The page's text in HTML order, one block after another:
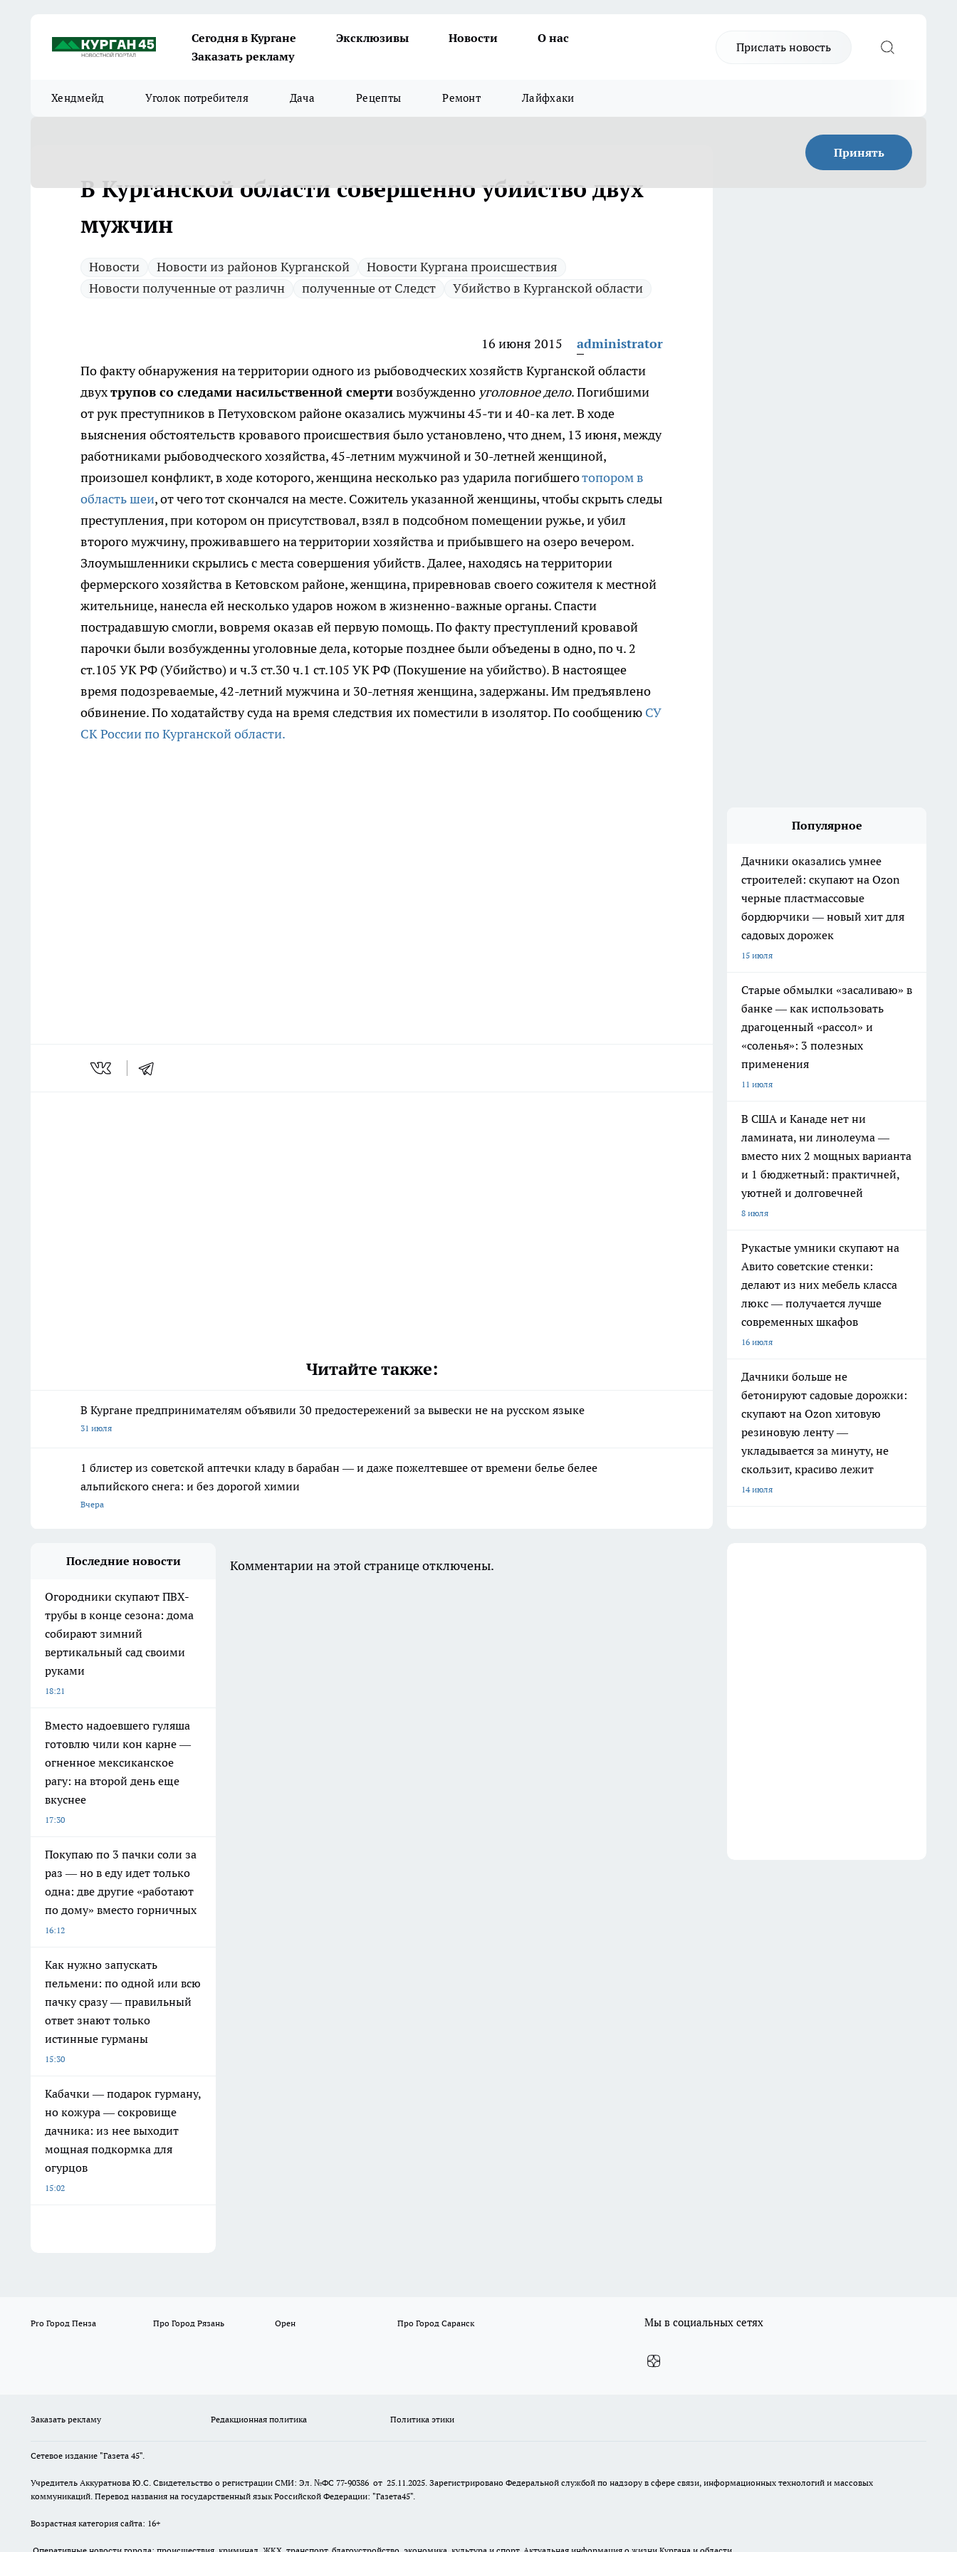
Сегодня в Кургане Эксклюзивы Новости
О нас
Заказать рекламу
Прислать новость
Хендмейд Уголок потребителя Дача Рецепты Ремонт Лайфхаки
Принять
В Курганской области совершенно убийство двух
мужчин
Новости Новости из районов Курганской
Новости Кургана происшествия
Новости полученные от различн
полученные от Следст Убийство в Курганской области
16 июня 2015
administrator
По факту обнаружения на территории одного из рыбоводческих хозяйств Курганской области
двухтрупов со следами насильственной смертивозбужденно уголовное дело.Погибшими
от рук преступников в Петуховском районе оказались мужчины 45-ти и 40-ка лет. В ходе
выяснения обстоятельств кровавого происшествия было установлено, что днем, 13 июня, между
работниками рыбоводческого хозяйства, 45-летним мужчиной и 30-летней женщиной,
произошел конфликт, в ходе которого, женщина несколько раз ударила погибшеготопором в
область шеи, от чего тот скончался на месте. Сожитель указанной женщины, чтобы скрыть следы
преступления, при котором он присутствовал, взял в подсобном помещении ружье, и убил
второго мужчину, проживавшего на территории хозяйства и прибывшего на озеро вечером.
Злоумышленники скрылись с места совершения убийств. Далее, находясь на территории
фермерского хозяйства в Кетовском районе, женщина, приревновав своего сожителя к местной
жительнице, нанесла ей несколько ударов ножом в жизненно-важные органы. Спасти
пострадавшую смогли, вовремя оказав ей первую помощь. По факту преступлений кровавой
парочки были возбужденны уголовные дела, которые позднее были объедены в одно, по ч. 2
ст.105 УК РФ (Убийство) и ч.3 ст.30 ч.1 ст.105 УК РФ (Покушение на убийство). В настоящее
время подозреваемые, 42-летний мужчина и 30-летняя женщина, задержаны. Им предъявлено
обвинение. По ходатайству суда на время следствия их поместили в изолятор. По сообщению СУ
СК России по Курганской области.
Читайте также:
В Кургане предпринимателям объявили 30 предостережений за вывески не на русском языке
31 июля
1 блистер из советской аптечки кладу в барабан — и даже пожелтевшее от времени белье белее
альпийского снега: и без дорогой химии
Вчера
Популярное
Дачники оказались умнее
строителей: скупают на Ozon
черные пластмассовые
бордюрчики — новый хит для
садовых дорожек
15 июля
Старые обмылки «засаливаю» в
банке — как использовать
драгоценный «рассол» и
«соленья»: 3 полезных
применения
11 июля
В США и Канаде нет ни
ламината, ни линолеума —
вместо них 2 мощных варианта
и 1 бюджетный: практичней,
уютней и долговечней
8 июля
Рукастые умники скупают на
Авито советские стенки:
делают из них мебель класса
люкс — получается лучше
современных шкафов
16 июля
Дачники больше не
бетонируют садовые дорожки:
скупают на Ozon хитовую
резиновую ленту —
укладывается за минуту, не
скользит, красиво лежит
14 июля
Последние новости
Огородники скупают ПВХ-
трубы в конце сезона: дома
собирают зимний
вертикальный сад своими
руками
18:21
Вместо надоевшего гуляша
готовлю чили кон карне —
огненное мексиканское
рагу: на второй день еще
вкуснее
17:30
Покупаю по 3 пачки соли за
раз — но в еду идет только
одна: две другие «работают
по дому» вместо горничных
16:12
Как нужно запускать
пельмени: по одной или всю
пачку сразу — правильный
ответ знают только
истинные гурманы
15:30
Кабачки — подарок гурману,
но кожура — сокровище
дачника: из нее выходит
мощная подкормка для
огурцов
15:02
Комментарии на этой странице отключены.
Pro Город Пенза Про Город Рязань Орен Про Город Саранск Мы в социальных сетях
Заказать рекламу Редакционная политика Политика этики
Сетевое издание "Газета 45".
Учредитель Аккуратнова Ю.С. Свидетельство о регистрации СМИ: Эл. №ФС 77-90386 от 25.11.2025. Зарегистрировано Федеральной службой по надзору в сфере связи, информационных технологий и массовых
коммуникаций. Перевод названия на государственный язык Российской Федерации: "Газета45".
Возрастная категория сайта: 16+